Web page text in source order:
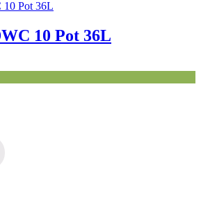
10 Pot 36L